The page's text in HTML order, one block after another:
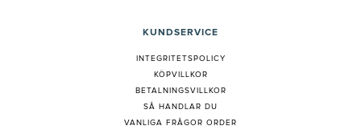
KUNDSERVICE
INTEGRITETSPOLICY
KÖPVILLKOR
BETALNINGSVILLKOR
SÅ HANDLAR DU
VANLIGA FRÅGOR ORDER